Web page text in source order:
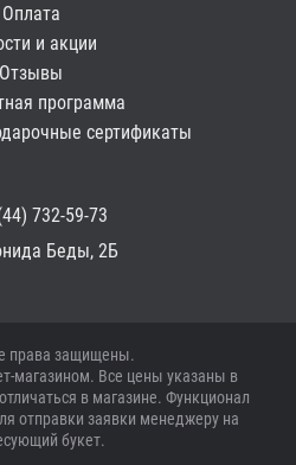
Оплата
и акции
Отзывы
программа
сертификаты
732-59-73
Беды, 2Б
права защищены.
магазином. Все цены указаны в
в магазине. Функционал
отправки заявки менеджеру на
букет.